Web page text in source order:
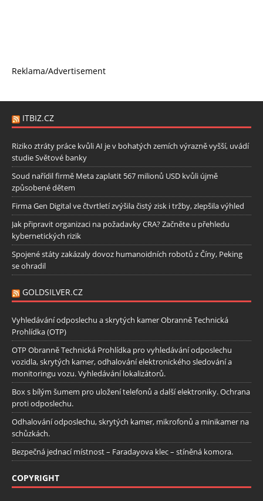
Reklama/Advertisement
ITBIZ.CZ
Riziko ztráty práce kvůli AI je v bohatých zemích výrazně vyšší, uvádí
studie Světové banky
Soud nařídil firmě Meta zaplatit 567 milionů USD kvůli újmě
způsobené dětem
Firma Gen Digital ve čtvrtletí zvýšila čistý zisk i tržby, zlepšila výhled
Jak připravit organizaci na požadavky CRA? Začněte u přehledu
kybernetických rizik
Spojené státy zakázaly dovoz humanoidních robotů z Číny, Peking
se ohradil
GOLDSILVER.CZ
Vyhledávání odposlechu a skrytých kamer Obranně Technická
Prohlídka (OTP)
OTP Obranně Technická Prohlídka pro vyhledávání odposlechu
vozidla, skrytých kamer, odhalování elektronického sledování a
monitoringu vozu. Vyhledávání lokalizátorů.
Box s bílým šumem pro uložení telefonů a další elektroniky. Ochrana
proti odposlechu.
Odhalování odposlechu, skrytých kamer, mikrofonů a minikamer na
schůzkách.
Bezpečná jednací místnost – Faradayova klec – stíněná komora.
COPYRIGHT